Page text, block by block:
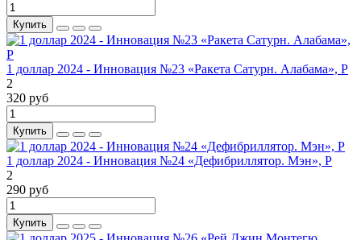
Купить
1 доллар 2024 - Инновация №23 «Ракета Сатурн. Алабама», P
2
320 руб
Купить
1 доллар 2024 - Инновация №24 «Дефибриллятор. Мэн», P
2
290 руб
Купить